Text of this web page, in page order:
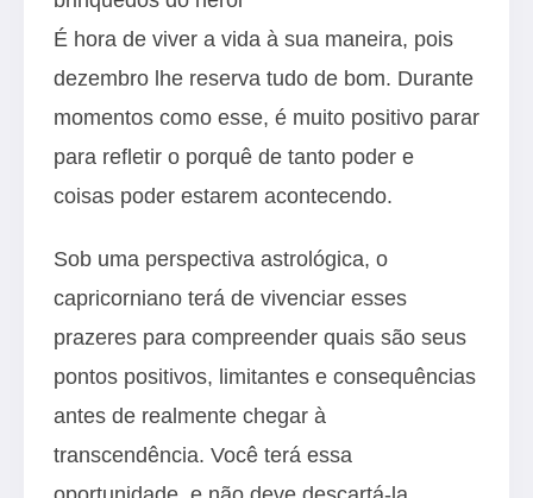
É hora de viver a vida à sua maneira, pois
dezembro lhe reserva tudo de bom. Durante
momentos como esse, é muito positivo parar
para refletir o porquê de tanto poder e
coisas poder estarem acontecendo.
Sob uma perspectiva astrológica, o
capricorniano terá de vivenciar esses
prazeres para compreender quais são seus
pontos positivos, limitantes e consequências
antes de realmente chegar à
transcendência. Você terá essa